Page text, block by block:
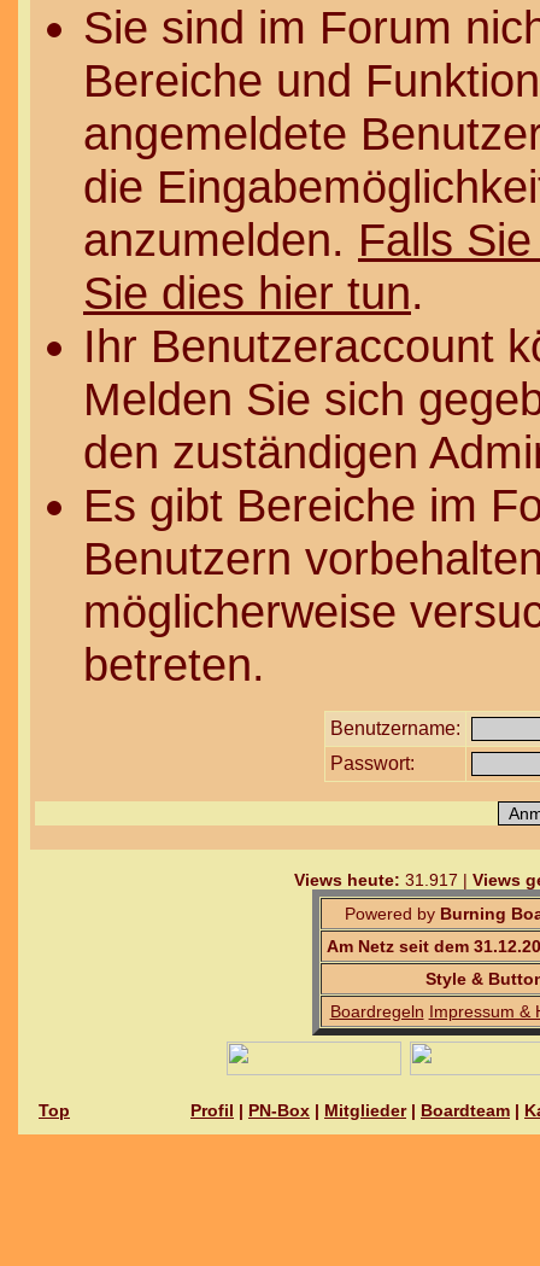
Sie sind im Forum
Bereiche und
angemeldete
die
anzumelden. Falls
Sie dies hier tun.
Ihr Benutzeraccount
Melden Sie sich
den zuständigen
Es gibt Bereiche im
Benutzern
möglicherweise
betreten.
Benutzername:
Passwort:
Views heute: 31.917 | Views
Powered by Burning
Am Netz seit dem
Style &
Boardregeln Impressum &
Top Profil | PN-Box | Mitglieder| Boardteam |